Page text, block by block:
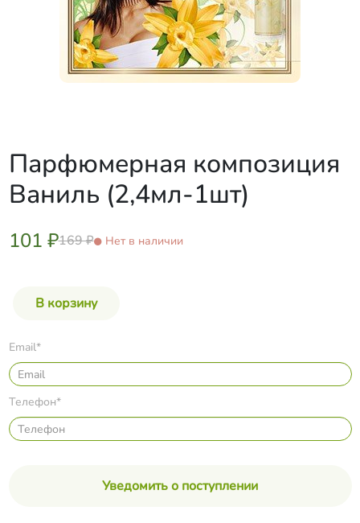
Парфюмерная композиция
Ваниль (2,4мл-1шт)
101 ₽169 ₽ Нет в наличии
Email*
Телефон*
Уведомить о поступлении